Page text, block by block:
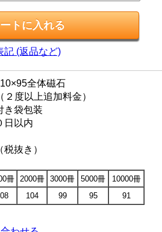
記 (返品など)
全体磁石
度以上追加料金）
き袋包装
日以内
抜き）
冊 2000冊 3000冊 5000冊
10000冊
104 99 95 91